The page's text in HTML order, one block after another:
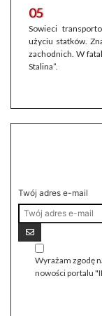
05
Sowieci
użyciu statków.
zachodnich. W
Stalina”.
Twój adres e-mail
Wyrażam zgodę
nowości portalu